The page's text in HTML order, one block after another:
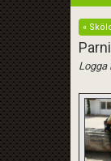
«
Logga